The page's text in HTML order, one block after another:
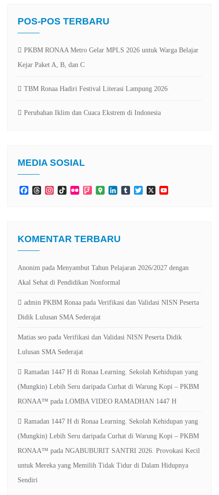
POS-POS TERBARU
PKBM RONAA Metro Gelar MPLS 2026 untuk Warga Belajar
Kejar Paket A, B, dan C
TBM Ronaa Hadiri Festival Literasi Lampung 2026
Perubahan Iklim dan Cuaca Ekstrem di Indonesia
MEDIA SOSIAL
FacebookThreadsInstagramTikTokFlickr Foursquare
GoogleLinkedInTumblrTwitter
X
KOMENTAR TERBARU
Anonim pada Menyambut Tahun Pelajaran 2026/2027 dengan
Akal Sehat di Pendidikan Nonformal
admin PKBM Ronaa pada Verifikasi dan Validasi NISN Peserta
Didik Lulusan SMA Sederajat
Matias seo pada Verifikasi dan Validasi NISN Peserta Didik
Lulusan SMA Sederajat
Ramadan 1447 H di Ronaa Learning. Sekolah Kehidupan yang
(Mungkin) Lebih Seru daripada Curhat di Warung Kopi – PKBM
RONAA™ pada LOMBA VIDEO RAMADHAN 1447 H
Ramadan 1447 H di Ronaa Learning. Sekolah Kehidupan yang
(Mungkin) Lebih Seru daripada Curhat di Warung Kopi – PKBM
RONAA™ pada NGABUBURIT SANTRI 2026. Provokasi Kecil
untuk Mereka yang Memilih Tidak Tidur di Dalam Hidupnya
Sendiri